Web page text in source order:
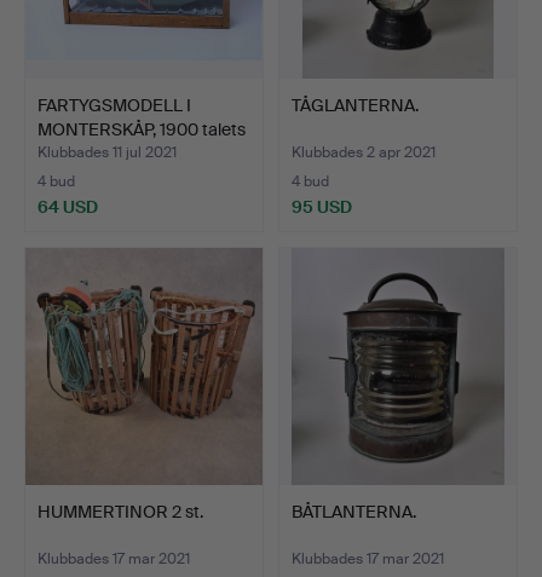
FARTYGSMODELL I
MONTERSKÅP, 1900 talets
fö…
Klubbades 11 jul 2021
4 bud
64 USD
TÅGLANTERNA.
Klubbades 2 apr 2021
4 bud
95 USD
HUMMERTINOR 2 st.
Klubbades 17 mar 2021
BÅTLANTERNA.
Klubbades 17 mar 2021